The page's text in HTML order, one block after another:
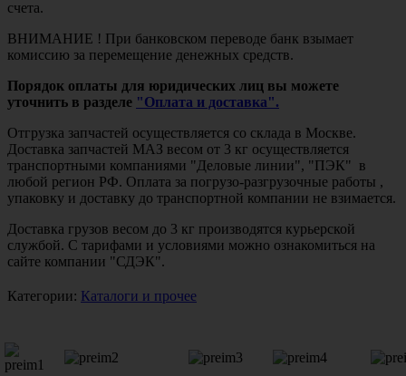
счета.
ВНИМАНИЕ ! При банковском переводе банк взымает
комиссию за перемещение денежных средств.
Порядок оплаты для юридических лиц вы можете
уточнить в разделе "Оплата и доставка".
Отгрузка запчастей осуществляется со склада в Москве.
Доставка запчастей МАЗ весом от 3 кг осуществляется
транспортными компаниями "Деловые линии", "ПЭК" в
любой регион РФ. Оплата за погрузо-разгрузочные работы ,
упаковку и доставку до транспортной компании не взимается.
Доставка грузов весом до 3 кг производятся курьерской
службой. С тарифами и условиями можно ознакомиться на
сайте компании "СДЭК".
Категории: Каталоги и прочее